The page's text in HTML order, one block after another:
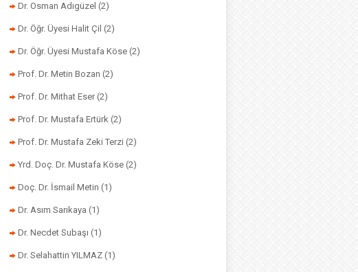
Dr. Osman Adıgüzel (2)
Dr. Öğr. Üyesi Halit Çil (2)
Dr. Öğr. Üyesi Mustafa Köse (2)
Prof. Dr. Metin Bozan (2)
Prof. Dr. Mithat Eser (2)
Prof. Dr. Mustafa Ertürk (2)
Prof. Dr. Mustafa Zeki Terzi (2)
Yrd. Doç. Dr. Mustafa Köse (2)
Doç. Dr. İsmail Metin (1)
Dr. Asım Sarıkaya (1)
Dr. Necdet Subaşı (1)
Dr. Selahattin YILMAZ (1)